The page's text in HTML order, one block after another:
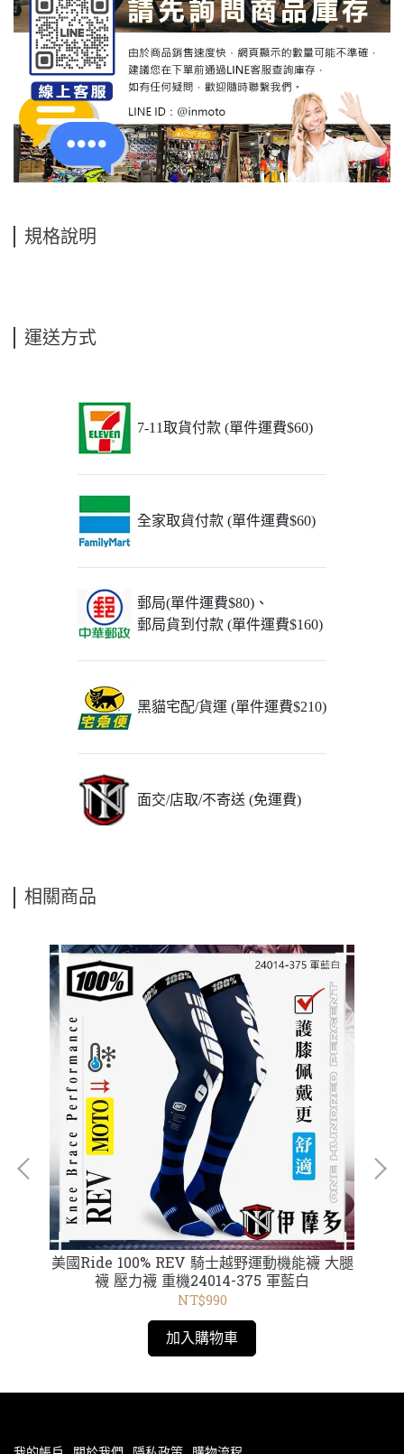
規格說明
運送方式
7-11取貨付款 (單件運費$60)
全家取貨付款 (單件運費$60)
郵局(單件運費$80)、
郵局貨到付款 (單件運費$160)
黑貓宅配/貨運 (單件運費$210)
面交/店取/不寄送 (免運費)
相關商品
美國Ride 100% REV 騎士越野運動機能襪 大腿
襪 壓力襪 重機24014-375 軍藍白
NT$990
加入購物車